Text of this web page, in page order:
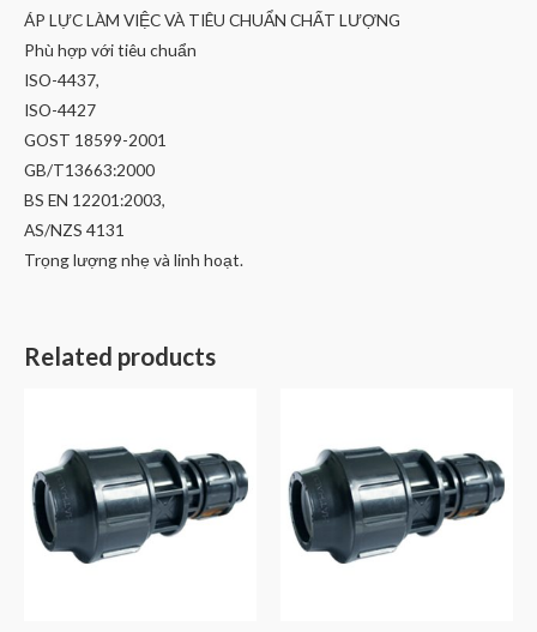
ÁP LỰC LÀM VIỆC VÀ TIÊU CHUẨN CHẤT LƯỢNG
Phù hợp với tiêu chuẩn
ISO-4437,
ISO-4427
GOST 18599-2001
GB/T13663:2000
BS EN 12201:2003,
AS/NZS 4131
Trọng lượng nhẹ và linh hoạt.
Related products